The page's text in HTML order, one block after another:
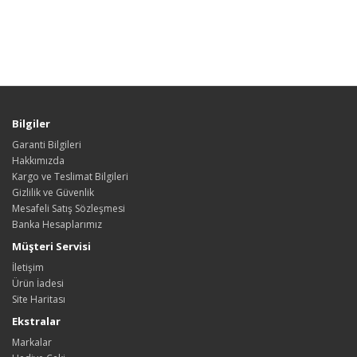
Bilgiler
Garanti Bilgileri
Hakkımızda
Kargo ve Teslimat Bilgileri
Gizlilik ve Güvenlik
Mesafeli Satış Sözleşmesi
Banka Hesaplarımız
Müşteri Servisi
İletişim
Ürün İadesi
Site Haritası
Ekstralar
Markalar